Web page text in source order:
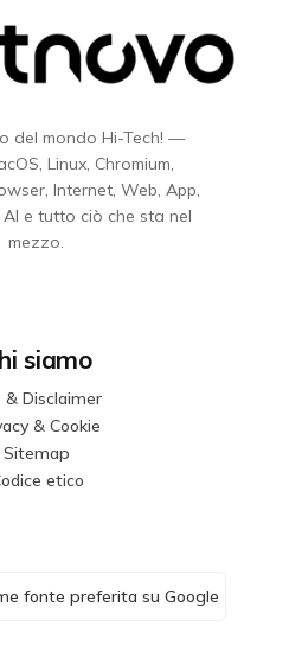
del mondo Hi-Tech! —
Linux, Chromium,
Internet, Web, App,
AI e tutto ciò che sta nel
mezzo.
siamo
& Disclaimer
& Cookie
Sitemap
etico
fonte preferita su Google